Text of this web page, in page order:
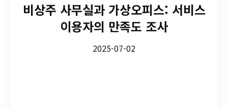
비상주 사무실과 가상오피스: 서비스
이용자의 만족도 조사
2025-07-02